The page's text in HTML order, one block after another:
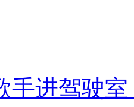
手进驾驶